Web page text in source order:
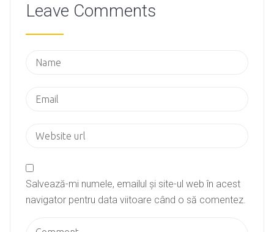
Leave Comments
Salvează-mi numele, emailul și site-ul web în acest
navigator pentru data viitoare când o să comentez.